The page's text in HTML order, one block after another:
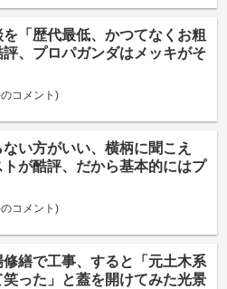
「歴代最低、かつてなくお粗
、プロパガンダはメッキがそ
コメント)
ない方がいい、横柄に聞こえ
が酷評、だから基本的にはプ
コメント)
繕で工事、すると「元土木系
った」と蓋を開けてみた光景